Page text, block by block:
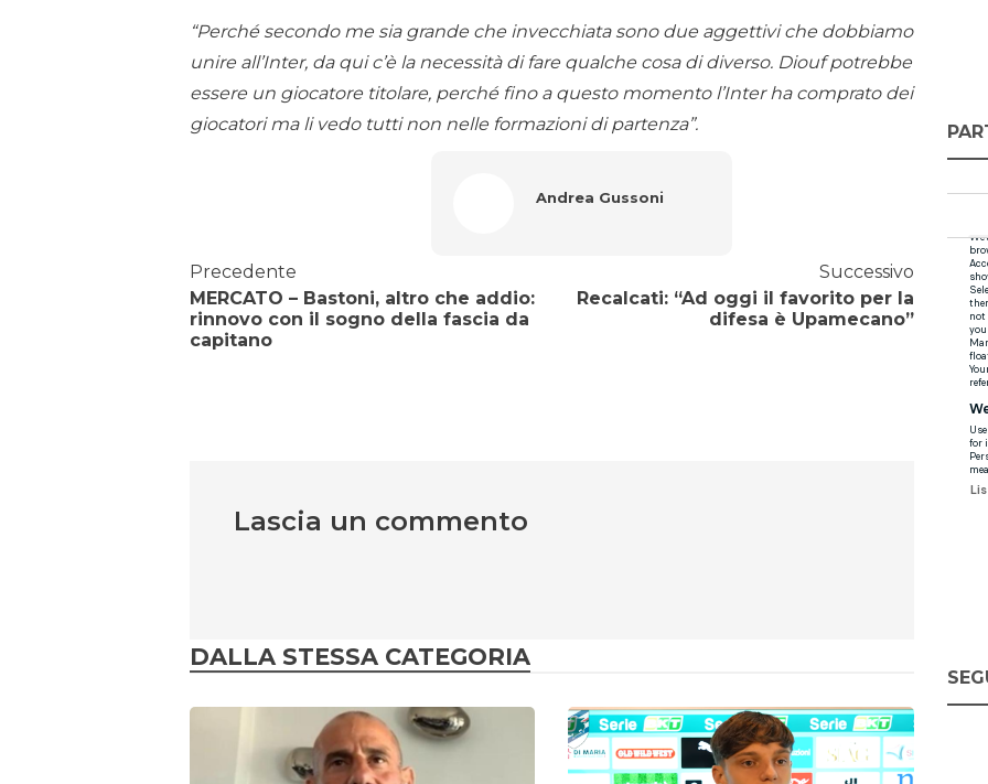
“Perché secondo me sia grande che invecchiata sono due aggettivi che dobbiamo
unire all’Inter, da qui c’è la necessità di fare qualche cosa di diverso. Diouf potrebbe
essere un giocatore titolare, perché fino a questo momento l’Inter ha comprato dei
giocatori ma li vedo tutti non nelle formazioni di partenza”.
Andrea Gussoni
Precedente
MERCATO – Bastoni, altro che addio:
rinnovo con il sogno della fascia da
capitano
Successivo
Recalcati: “Ad oggi il favorito per la
difesa è Upamecano”
Lascia un commento
DALLA STESSA CATEGORIA